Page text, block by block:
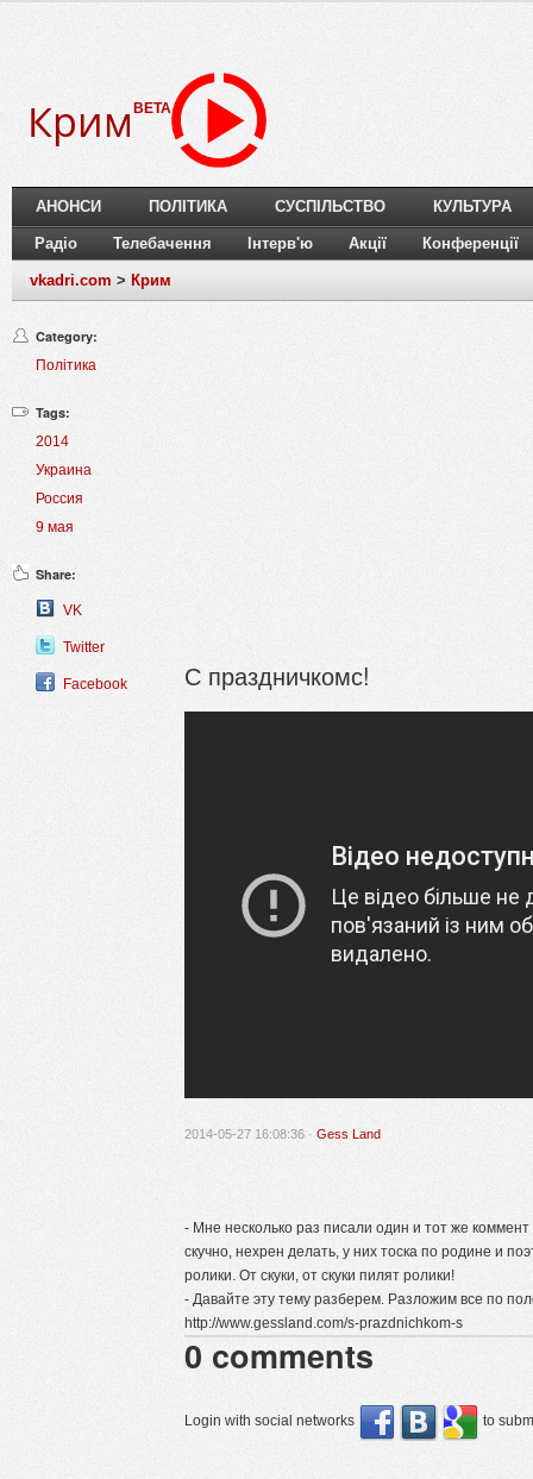
Крим BETA
АНОНСИ ПОЛІТИКА СУСПІЛЬСТВО КУЛЬТУРА
Радіо Телебачення Інтерв'ю Акції Конференції
vkadri.com > Крим
Category:
Політика
Tags:
2014
Украина
Россия
9 мая
Share:
VK
Twitter
Facebook С праздничкомс!
2014-05-27 16:08:36 · Gess Land
- Мне несколько раз писали один и тот же
скучно, нехрен делать, у них тоска по родине и
ролики. От скуки, от скуки пилят ролики!
- Давайте эту тему разберем. Разложим все по
http://www.gessland.com/s-prazdnichkom-s
0 comments
Login with social networks to